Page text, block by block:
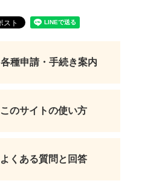
各種申請・手続き案内
このサイトの使い方
よくある質問と回答